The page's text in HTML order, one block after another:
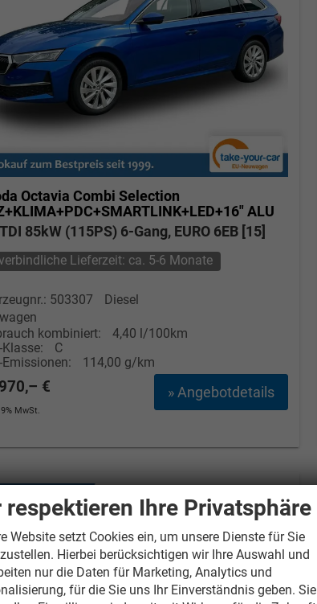
Octavia Combi Selection
ALU
85kW (115PS) 6-Gang, EURO 6EB [15]
Lieferzeit: ca. 5-6 Monate
503307
Diesel
kombiniert:
4,40 l/100km
-Klasse:
C
-Emissionen: 114,00 g/km
» Angebotdetails
€
MwSt.
respektieren Ihre Privatsphäre
Website setzt Cookies ein, um unsere Dienste für Sie
Hierbei berücksichtigen wir Ihre Auswahl und
nur die Daten für Marketing, Analytics und
für die Sie uns Ihr Einverständnis geben. Sie